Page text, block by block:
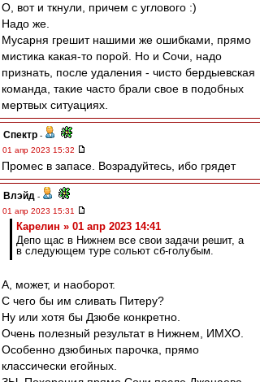
О, вот и ткнули, причем с углового :)
Надо же.
Мусарня грешит нашими же ошибками, прямо
мистика какая-то порой. Но и Сочи, надо
признать, после удаления - чисто бердыевская
команда, такие часто брали свое в подобных
мертвых ситуациях.
Спектр -
01 апр 2023 15:32
Промес в запасе. Возрадуйтесь, ибо грядет
Влэйд -
01 апр 2023 15:31
Карелин » 01 апр 2023 14:41
Депо щас в Нижнем все свои задачи решит, а
в следующем туре сольют сб-голубым.
А, может, и наоборот.
С чего бы им сливать Питеру?
Ну или хотя бы Дзюбе конкретно.
Очень полезный результат в Нижнем, ИМХО.
Особенно дзюбиных парочка, прямо
классически егойных.